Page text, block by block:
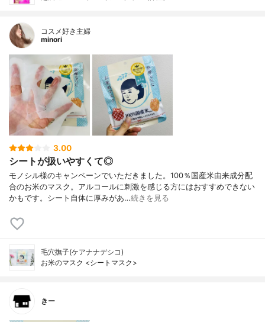
コスメ好き主婦
minori
3.00
シートが扱いやすくて◎
モノシル様のキャンペーンでいただきました。100％国産米由来成分配
合のお米のマスク。アルコールに刺激を感じる方にはおすすめできない
かもです。シート自体に厚みがあ…続きを見る
毛穴撫子(ケアナナデシコ)
お米のマスク <シートマスク>
きー